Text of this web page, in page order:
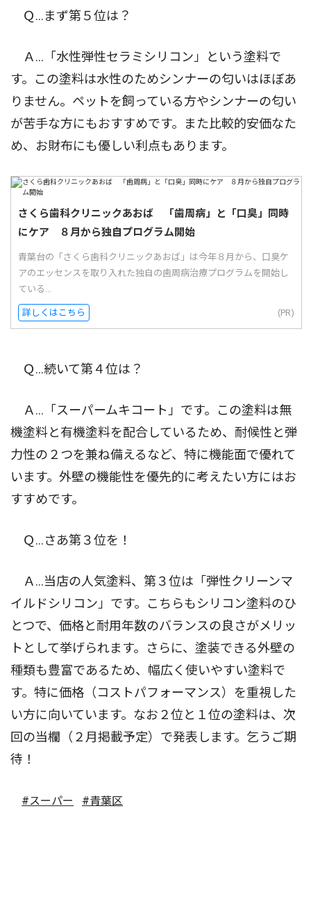
Ｑ...まず第５位は？
Ａ...「水性弾性セラミシリコン」という塗料で
す。この塗料は水性のためシンナーの匂いはほぼあ
りません。ペットを飼っている方やシンナーの匂い
が苦手な方にもおすすめです。また比較的安価なた
め、お財布にも優しい利点もあります。
さくら歯科クリニックあおば 「歯周病」と「口臭」同時
にケア ８月から独自プログラム開始
青葉台の「さくら歯科クリニックあおば」は今年８月から、口臭ケ
アのエッセンスを取り入れた独自の歯周病治療プログラムを開始し
ている...
詳しくはこちら (PR)
Ｑ...続いて第４位は？
Ａ...「スーパームキコート」です。この塗料は無
機塗料と有機塗料を配合しているため、耐候性と弾
力性の２つを兼ね備えるなど、特に機能面で優れて
います。外壁の機能性を優先的に考えたい方にはお
すすめです。
Ｑ...さあ第３位を！
Ａ...当店の人気塗料、第３位は「弾性クリーンマ
イルドシリコン」です。こちらもシリコン塗料のひ
とつで、価格と耐用年数のバランスの良さがメリッ
トとして挙げられます。さらに、塗装できる外壁の
種類も豊富であるため、幅広く使いやすい塗料で
す。特に価格（コストパフォーマンス）を重視した
い方に向いています。なお２位と１位の塗料は、次
回の当欄（２月掲載予定）で発表します。乞うご期
待！
#スーパー #青葉区